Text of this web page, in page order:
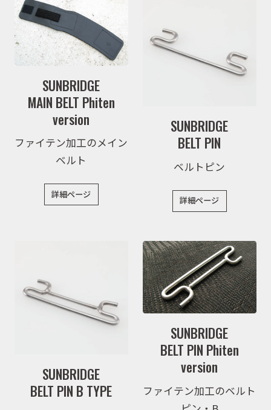
SUNBRIDGE
MAIN BELT Phiten
version
ファイテン加工のメイン
ベルト
詳細ページ
SUNBRIDGE
BELT PIN
ベルトピン
詳細ページ
SUNBRIDGE
BELT PIN B TYPE
SUNBRIDGE
BELT PIN Phiten
version
ファイテン加工のベルト